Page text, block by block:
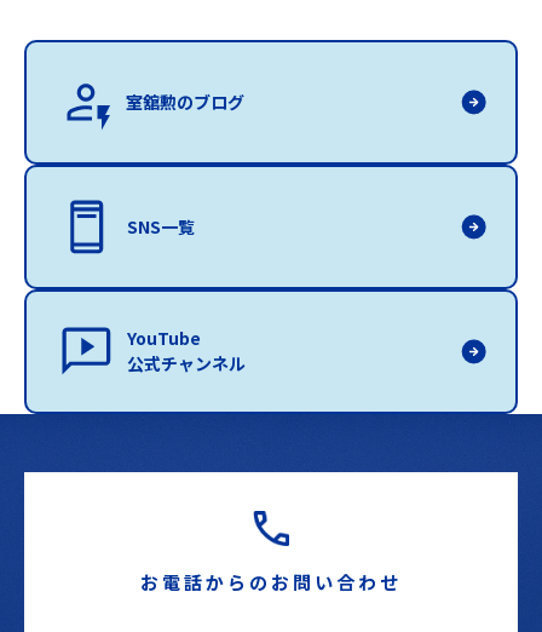
室舘勲のブログ
SNS一覧
YouTube
公式チャンネル
お電話からのお問い合わせ